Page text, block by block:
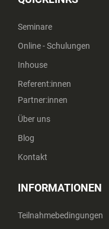
Seminare
Online - Schulungen
Inhouse
Referent:innen
Partner:innen
Über uns
Blog
Kontakt
INFORMATIONEN
Teilnahmebedingungen